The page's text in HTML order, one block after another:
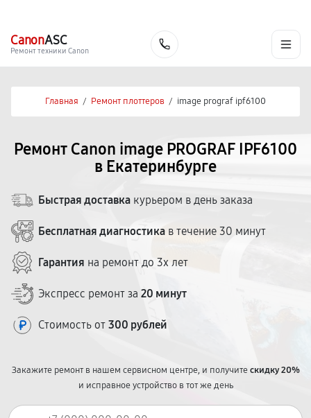
CanonASC
Ремонт техники Canon
Главная / Ремонт плоттеров / image prograf ipf6100
Ремонт Canon image PROGRAF IPF6100
в Екатеринбурге
Быстрая доставка курьером в день заказа
Бесплатная диагностика в течение 30 минут
Гарантия на ремонт до 3х лет
Экспресс ремонт за 20 минут
Стоимость от 300 рублей
Закажите ремонт в нашем сервисном центре, и получитескидку 20%
и исправное устройство в тот же день